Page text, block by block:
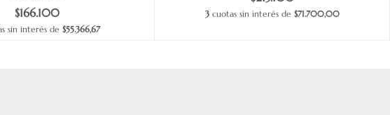
$166.100
sin interés de $55.366,67
3cuotas sin interés de $71.700,00